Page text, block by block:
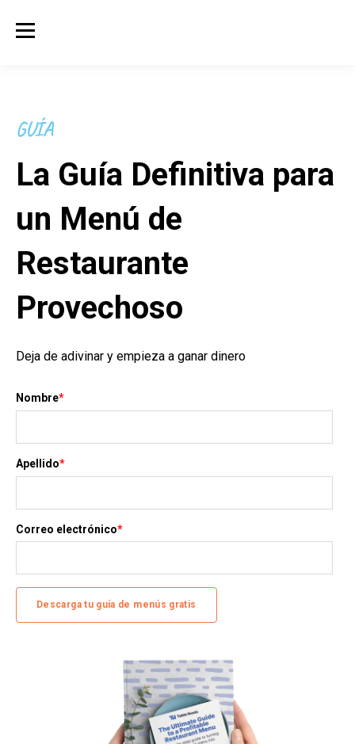
GUÍA
La Guía Definitiva para
un Menú de
Restaurante
Provechoso
Deja de adivinar y empieza a ganar dinero
Nombre*
Apellido*
Correo electrónico*